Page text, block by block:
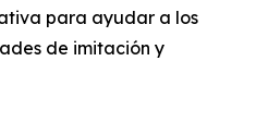
para ayudar a los
de imitación y